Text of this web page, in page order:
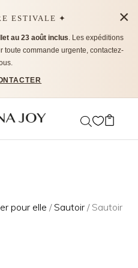
ESTIVALE ✦
au 23 août inclus. Les expéditions
toute commande urgente, contactez-
×
pour elle /Sautoir / Sautoir